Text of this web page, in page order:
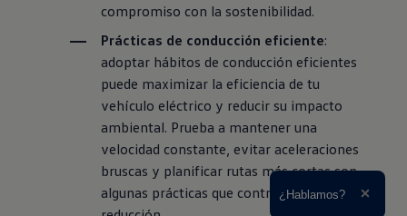
compromiso con la sostenibilidad.
Prácticas de conducción eficiente:
adoptar hábitos de conducción eficientes
puede maximizar la eficiencia de tu
vehículo eléctrico y reducir su impacto
ambiental. Prueba a mantener una
velocidad constante, evitar aceleraciones
bruscas y planificar rutas más cortas son
algunas prácticas que contribuyen a esta
¿Hablamos?
Ampliar el texto